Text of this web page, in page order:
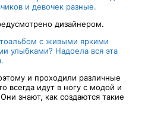
и девочек разные.
дизайнером.
с живыми яркими
улыбками? Надоела вся эта
и проходили различные
всегда идут в ногу с модой и
знают, как создаются такие